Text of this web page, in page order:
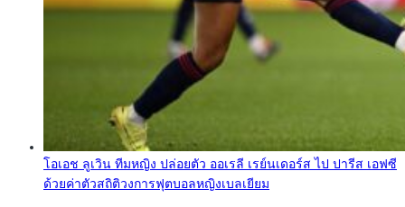
โอเอช ลูเวิน ทีมหญิง ปล่อยตัว ออเรลี เรย์นเดอร์ส ไป ปารีส เอฟซี
ด้วยค่าตัวสถิติวงการฟุตบอลหญิงเบลเยียม